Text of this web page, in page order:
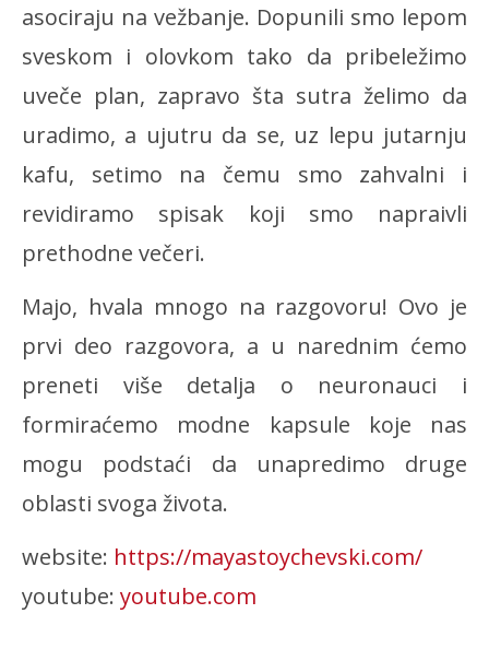
asociraju na vežbanje. Dopunili smo lepom
sveskom i olovkom tako da pribeležimo
uveče plan, zapravo šta sutra želimo da
uradimo, a ujutru da se, uz lepu jutarnju
kafu, setimo na čemu smo zahvalni i
revidiramo spisak koji smo napraivli
prethodne večeri.
Majo, hvala mnogo na razgovoru! Ovo je
prvi deo razgovora, a u narednim ćemo
preneti više detalja o neuronauci i
formiraćemo modne kapsule koje nas
mogu podstaći da unapredimo druge
oblasti svoga života.
website: https://mayastoychevski.com/
youtube: youtube.com